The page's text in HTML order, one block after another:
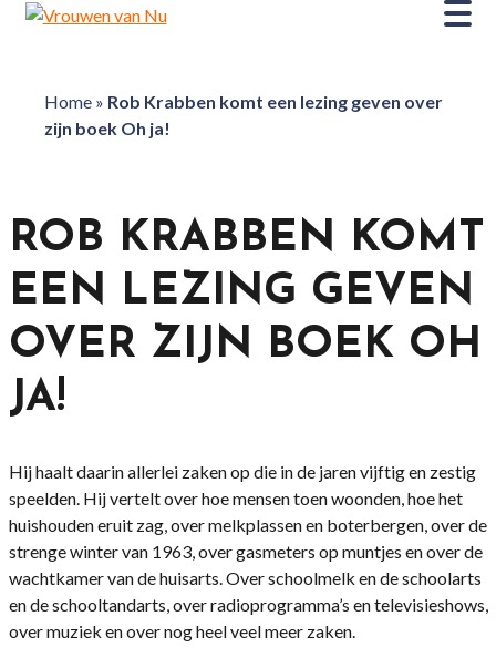
Home» Rob Krabben komt een lezing geven over
zijn boek Oh ja!
ROB KRABBEN KOMT
EEN LEZING GEVEN
OVER ZIJN BOEK OH
JA!
Hij haalt daarin allerlei zaken op die in de jaren vijftig en zestig
speelden. Hij vertelt over hoe mensen toen woonden, hoe het
huishouden eruit zag, over melkplassen en boterbergen, over de
strenge winter van 1963, over gasmeters op muntjes en over de
wachtkamer van de huisarts. Over schoolmelk en de schoolarts
en de schooltandarts, over radioprogramma’s en televisieshows,
over muziek en over nog heel veel meer zaken.